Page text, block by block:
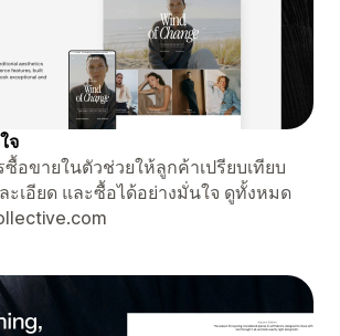
จ
ซื้อขายในตัวช่วยให้ลูกค้าเปรียบเทียบ
ะเอียด และซื้อได้อย่างมั่นใจ ดูทั้งหมด